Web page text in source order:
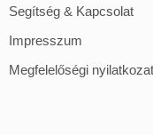
Segítség & Kapcsolat
Impresszum
Megfelelőségi